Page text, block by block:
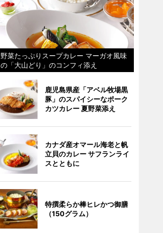
野菜たっぷりスープカレー マーガオ風味
の「大山どり」のコンフィ添え
鹿児島県産「アベル牧場黒
豚」のスパイシーなポーク
カツカレー 夏野菜添え
カナダ産オマール海老と帆
立貝のカレー サフランライ
スとともに
特撰柔らか棒ヒレかつ御膳
（150グラム）